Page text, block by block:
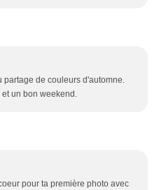
partage de couleurs d'automne.
un bon weekend.
pour ta première photo avec